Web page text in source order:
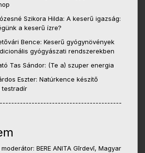
Szikora Hilda: A keserű igazság:
a keserű ízre?
Bence: Keserű gyógynövények
gyógyászati rendszerekben
Tas Sándor: (Te a) szuper energia
Eszter: Natúrkence készítő
testradír
BERE ANITA Gīrdevī, Magyar